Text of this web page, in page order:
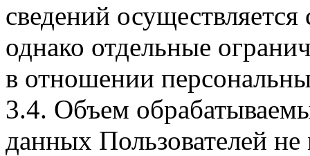
сведений
однако отдельные
в отношении
3.4. Объем
данных Пользователей